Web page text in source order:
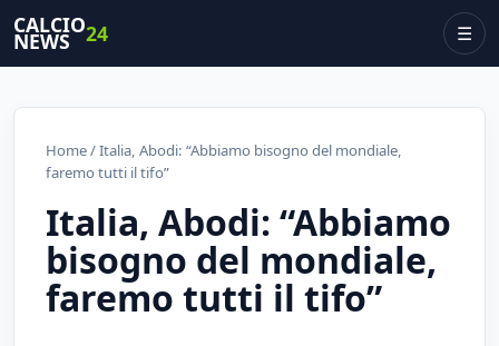
CALCIO
NEWS 24 ☰
Home/ Italia, Abodi: “Abbiamo bisogno del mondiale,
faremo tutti il tifo”
Italia, Abodi: “Abbiamo
bisogno del mondiale,
faremo tutti il tifo”